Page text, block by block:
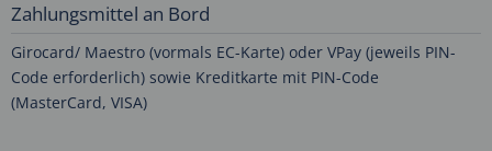
Zahlungsmittel an Bord
Girocard/ Maestro (vormals EC-Karte) oder VPay (jeweils PIN-
Code erforderlich) sowie Kreditkarte mit PIN-Code
(MasterCard, VISA)